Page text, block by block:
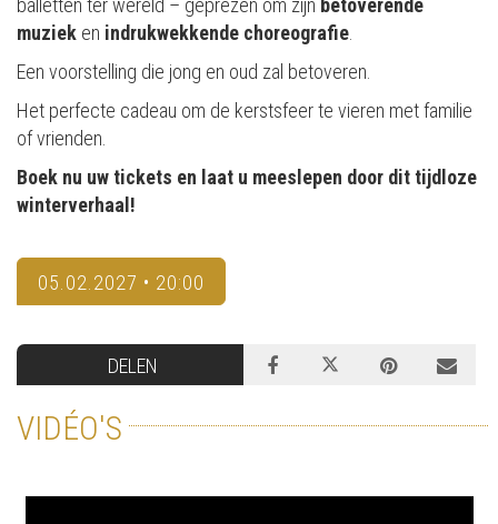
balletten ter wereld – geprezen om zijn betoverende
muziek en indrukwekkende choreografie.
Een voorstelling die jong en oud zal betoveren.
Het perfecte cadeau om de kerstsfeer te vieren met familie
of vrienden.
Boek nu uw tickets en laat u meeslepen door dit tijdloze
winterverhaal!
05.02.2027 • 20:00
DELEN
VIDÉO'S